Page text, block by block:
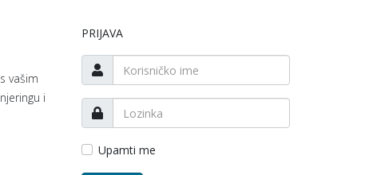
vašim
i
PRIJAVA
Upamti me